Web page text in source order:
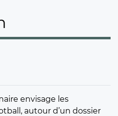
envisage les
autour d’un dossier